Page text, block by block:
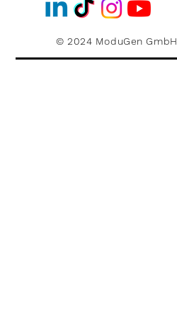
© 2024 ModuGen GmbH